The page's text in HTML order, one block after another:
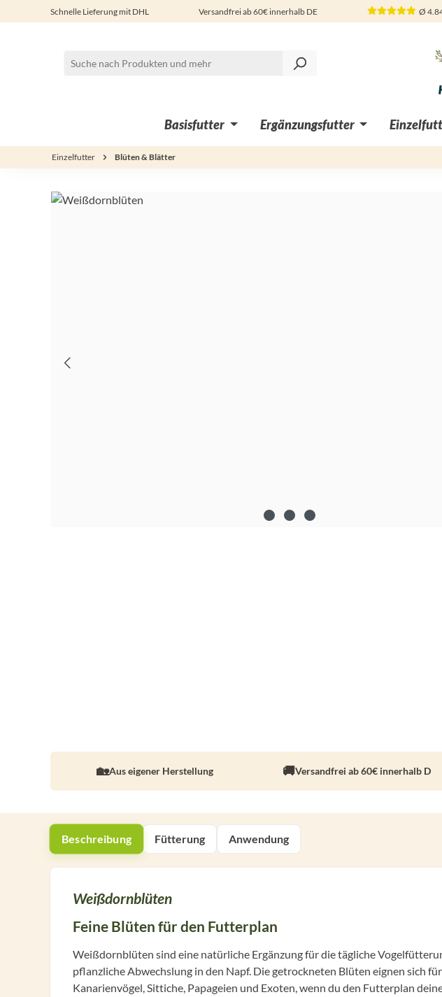
Hauptinhalt springen
Zur Suche springen
Zur Hauptnavigation springen
Schnelle Lieferung mit DHL Versandfrei ab 60€ innerhalb DE Ø
Basisfutter Ergänzungsfutter
Einzelfutter Blüten & Blätter
Bildergalerie überspringen
Aus eigener Herstellung Versandfrei ab 60€ innerhalb D
Beschreibung Fütterung Anwendung
Weißdornblüten
Feine Blüten für den Futterplan
Weißdornblüten sind eine natürliche Ergänzung für die tägliche
pflanzliche Abwechslung in den Napf. Die getrockneten Blüten eignen sich
Kanarienvögel, Sittiche, Papageien und Exoten, wenn du den Futterplan